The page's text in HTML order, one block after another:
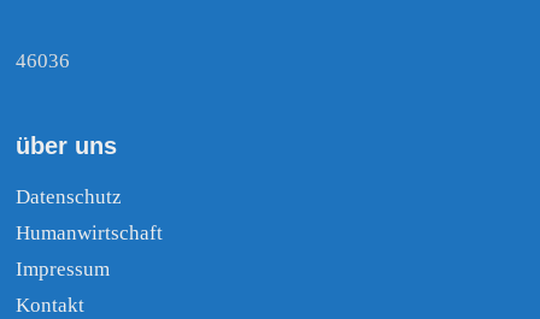
46036
über uns
Datenschutz
Humanwirtschaft
Impressum
Kontakt